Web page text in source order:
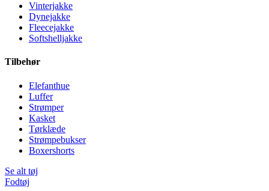
Vinterjakke
Dynejakke
Fleecejakke
Softshelljakke
Tilbehør
Elefanthue
Luffer
Strømper
Kasket
Tørklæde
Strømpebukser
Boxershorts
Se alt tøj
Fodtøj